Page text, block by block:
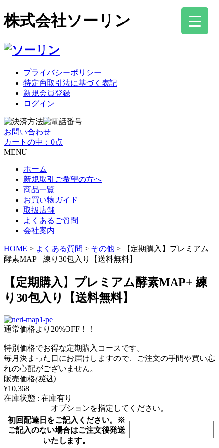
株式会社ソーリン
プライバシーポリシー
特定商取引法に基づく表記
新規会員登録
ログイン
お問い合わせ
カートの中：0点
MENU
ホーム
新規取引ご希望の方へ
商品一覧
お買い物ガイド
取扱店舗
よくあるご質問
会社案内
HOME > よくある質問 > その他 >
【定期購入】プレミアム
酵素MAP+ 練り30包入り【送料無料】
【定期購入】プレミアム酵素MAP+ 練
り30包入り【送料無料】
通常価格より20%OFF！！
特別価格でお得な定期購入コースです。
毎月決まった日にお届けしますので、ご注文の手間や買い忘
れの心配がございません。
販売価格(税込)
¥10,368
在庫状態 : 在庫有り
オプションを指定してください。
初回配達日をご記入ください。※
ご記入のない場合はご注文後発送
いたします。